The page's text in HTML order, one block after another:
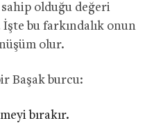
olduğu değeri
bu farkındalık onun
olur.
Başak burcu:
bırakır.